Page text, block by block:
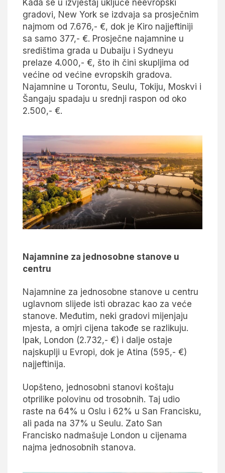
Kada se u izvještaj uključe neevropski
gradovi, New York se izdvaja sa prosječnim
najmom od 7.676,- €, dok je Kiro najjeftiniji
sa samo 377,- €. Prosječne najamnine u
središtima grada u Dubaiju i Sydneyu
prelaze 4.000,- €, što ih čini skupljima od
većine od većine evropskih gradova.
Najamnine u Torontu, Seulu, Tokiju, Moskvi i
Šangaju spadaju u srednji raspon od oko
2.500,- €.
Najamnine za jednosobne stanove u
centru
Najamnine za jednosobne stanove u centru
uglavnom slijede isti obrazac kao za veće
stanove. Međutim, neki gradovi mijenjaju
mjesta, a omjri cijena takođe se razlikuju.
Ipak, London (2.732,- €) i dalje ostaje
najskuplji u Evropi, dok je Atina (595,- €)
najjeftinija.
Uopšteno, jednosobni stanovi koštaju
otprilike polovinu od trosobnih. Taj udio
raste na 64% u Oslu i 62% u San Francisku,
ali pada na 37% u Seulu. Zato San
Francisko nadmašuje London u cijenama
najma jednosobnih stanova.